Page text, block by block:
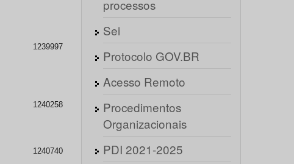
1239997
1240258
1240740
processos
Sei
Protocolo GOV.BR
Acesso Remoto
Procedimentos
Organizacionais
PDI 2021-2025